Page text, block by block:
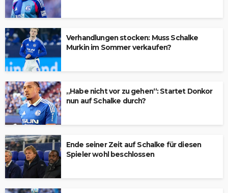
Verhandlungen stocken: Muss Schalke
Murkin im Sommer verkaufen?
„Habe nicht vor zu gehen“: Startet Donkor
nun auf Schalke durch?
Ende seiner Zeit auf Schalke für diesen
Spieler wohl beschlossen